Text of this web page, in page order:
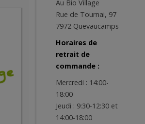
Au Bio Village
Rue de Tournai, 97
7972 Quevaucamps
Horaires de
retrait de
commande :
Mercredi : 14:00-
18:00
Jeudi : 9:30-12:30 et
14:00-18:00